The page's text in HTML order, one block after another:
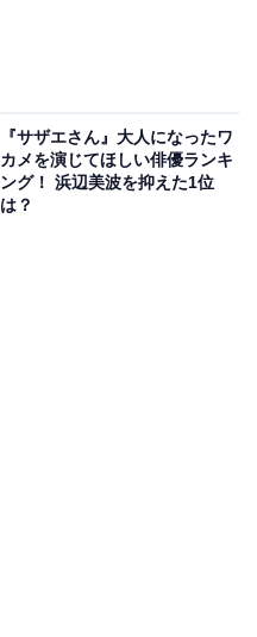
『サザエさん』大人になったワ
カメを演じてほしい俳優ランキ
ング！ 浜辺美波を抑えた1位
は？